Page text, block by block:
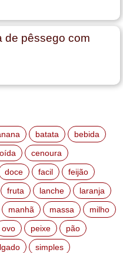
de pêssego com
batata
bebida
cenoura
doce facil
feijão
fruta lanche
laranja
manhã massa
milho
ovo peixe
pão
simples